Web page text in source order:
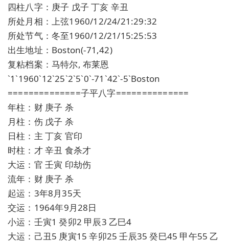
四柱八字：庚子 戊子 丁亥 辛丑
所处月相：上弦1960/12/24/21:29:32
所处节气：冬至1960/12/21/15:25:53
出生地址：Boston(-71,42)
复粘档案：马特尔, 布莱恩
`1`1960`12`25`2`5`0`-71`42`-5`Boston
==============子平八字==============
年柱：财 庚子 杀
月柱：伤 戊子 杀
日柱：主 丁亥 官印
时柱：才 辛丑 食杀才
大运：官 壬寅 印劫伤
流年：财 庚子 杀
起运：3年8月35天
交运：1964年9月28日
小运：壬寅1 癸卯2 甲辰3 乙巳4
大运：己丑5 庚寅15 辛卯25 壬辰35 癸巳45 甲午55 乙